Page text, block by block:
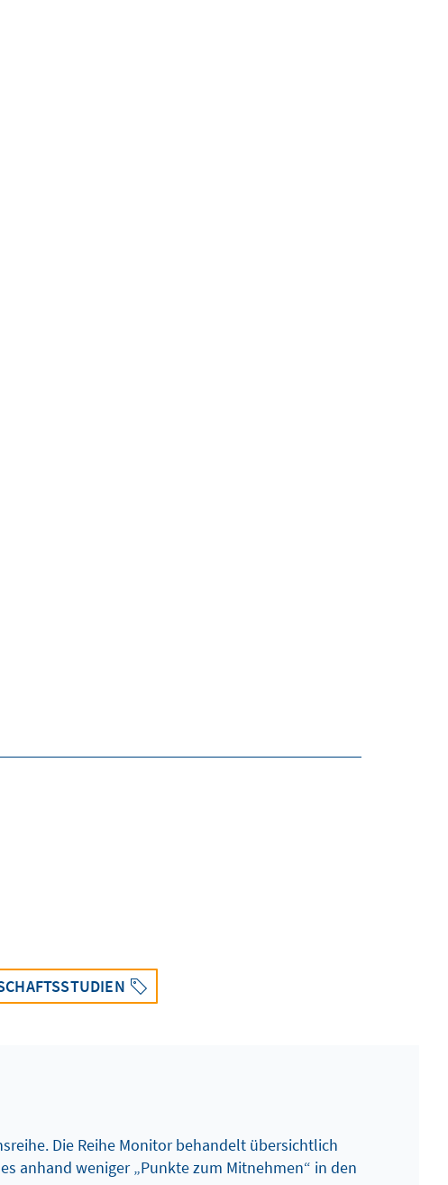
Die Reihe Monitor behandelt übersichtlich
anhand weniger „Punkte zum Mitnehmen“ in den